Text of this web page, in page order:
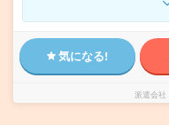
気になる!
派遣会社